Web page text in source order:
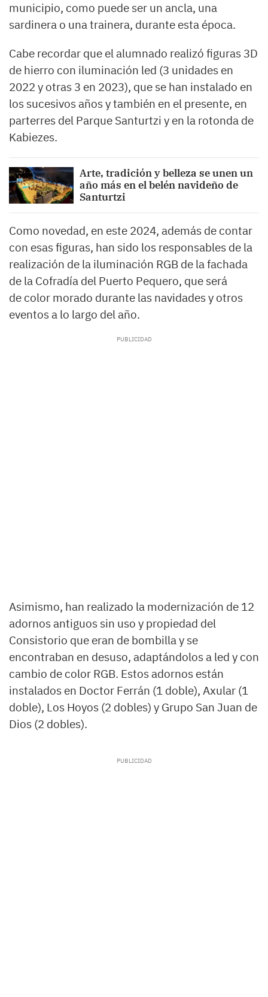
municipio, como puede ser un ancla, una
sardinera o una trainera, durante esta época.
Cabe recordar que el alumnado realizó figuras 3D
de hierro con iluminación led (3 unidades en
2022 y otras 3 en 2023), que se han instalado en
los sucesivos años y también en el presente, en
parterres del Parque Santurtzi y en la rotonda de
Kabiezes.
Arte, tradición y belleza se unen un
año más en el belén navideño de
Santurtzi
Como novedad, en este 2024, además de contar
con esas figuras, han sido los responsables de la
realización de la iluminación RGB de la fachada
de la Cofradía del Puerto Pequero, que será
de color morado durante las navidades y otros
eventos a lo largo del año.
Asimismo, han realizado la modernización de 12
adornos antiguos sin uso y propiedad del
Consistorio que eran de bombilla y se
encontraban en desuso, adaptándolos a led y con
cambio de color RGB. Estos adornos están
instalados en Doctor Ferrán (1 doble), Axular (1
doble), Los Hoyos (2 dobles) y Grupo San Juan de
Dios (2 dobles).